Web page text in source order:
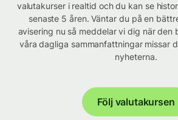
valutakurser i realtid och du kan se
senaste 5 åren. Väntar du på en
avisering nu så meddelar vi dig när den
våra dagliga sammanfattningar missar
nyheterna.
Följ valutakursen